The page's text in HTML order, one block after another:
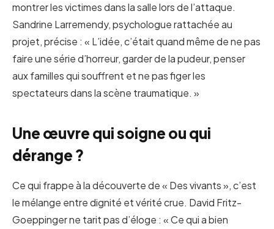
montrer les victimes dans la salle lors de l’attaque.
Sandrine Larremendy, psychologue rattachée au
projet, précise : « L’idée, c’était quand même de ne pas
faire une série d’horreur, garder de la pudeur, penser
aux familles qui souffrent et ne pas figer les
spectateurs dans la scène traumatique. »
Une œuvre qui soigne ou qui
dérange ?
Ce qui frappe à la découverte de « Des vivants », c’est
le mélange entre dignité et vérité crue. David Fritz-
Goeppinger ne tarit pas d’éloge : « Ce qui a bien